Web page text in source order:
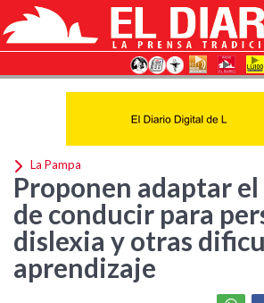
La Pampa
Proponen adaptar el
de conducir para
dislexia y otras
aprendizaje